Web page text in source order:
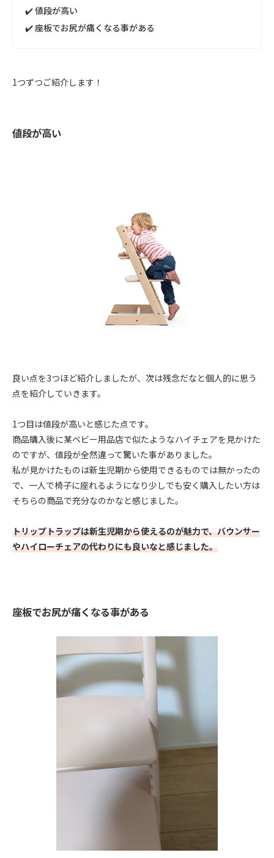
✔️ 値段が高い
✔️ 座板でお尻が痛くなる事がある
1つずつご紹介します！
値段が高い
良い点を3つほど紹介しましたが、次は残念だなと個人的に思う
点を紹介していきます。
1つ目は値段が高いと感じた点です。
商品購入後に某ベビー用品店で似たようなハイチェアを見かけた
のですが、値段が全然違って驚いた事がありました。
私が見かけたものは新生児期から使用できるものでは無かったの
で、一人で椅子に座れるようになり少しでも安く購入したい方は
そちらの商品で充分なのかなと感じました。
トリップトラップは新生児期から使えるのが魅力で、バウンサー
やハイローチェアの代わりにも良いなと感じました。
座板でお尻が痛くなる事がある